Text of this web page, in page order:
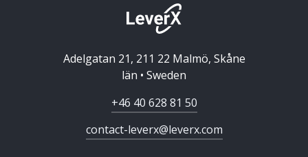
Adelgatan 21, 211 22 Malmö, Skåne
län • Sweden
+46 40 628 81 50
contact-leverx@leverx.com